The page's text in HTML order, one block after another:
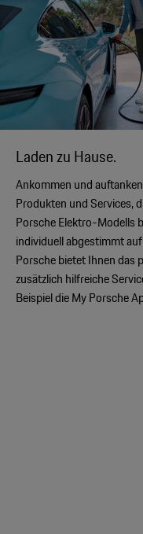
Laden zu Hause.
Ankommen und
Produkten und Services,
Porsche Elektro-Modells
individuell abgestimmt
Porsche bietet Ihnen das
zusätzlich hilfreiche
Beispiel die My Porsche